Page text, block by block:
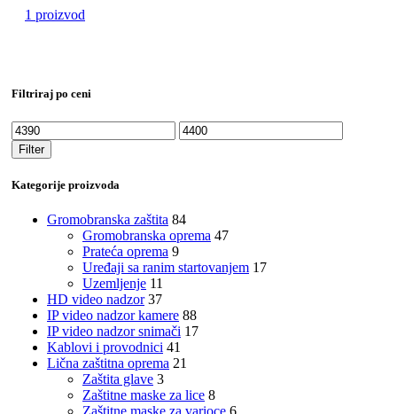
1 proizvod
Filtriraj po ceni
Minimalna
cena
Maksimalna
cena
Filter
Kategorije proizvoda
Gromobranska zaštita 84
Gromobranska oprema 47
Prateća oprema 9
Uređaji sa ranim startovanjem 17
Uzemljenje 11
HD video nadzor 37
IP video nadzor kamere 88
IP video nadzor snimači 17
Kablovi i provodnici 41
Lična zaštitna oprema 21
Zaštita glave 3
Zaštitne maske za lice 8
Zaštitne maske za varioce 6